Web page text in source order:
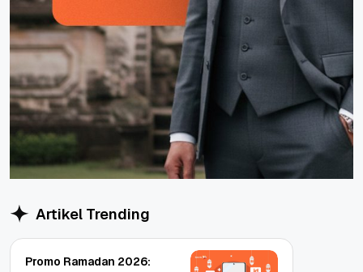
Artikel Trending
Promo Ramadan 2026: